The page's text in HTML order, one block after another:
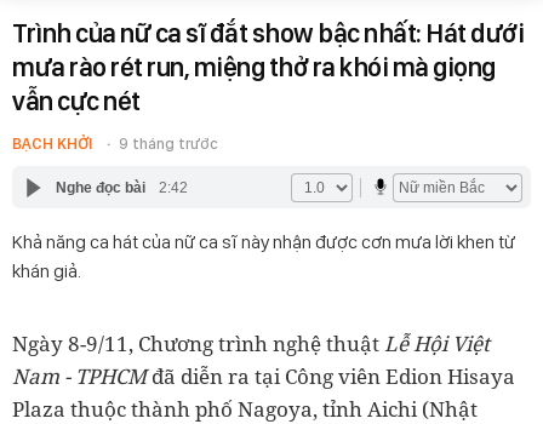
Trình của nữ ca sĩ đắt show bậc nhất: Hát dưới
mưa rào rét run, miệng thở ra khói mà giọng
vẫn cực nét
BẠCH KHỞI 9 tháng trước
Nghe đọc bài 2:42
Khả năng ca hát của nữ ca sĩ này nhận được cơn mưa lời khen từ
khán giả.
Ngày 8-9/11, Chương trình nghệ thuậtLễ Hội Việt
Nam - TPHCMđã diễn ra tại Công viên Edion Hisaya
Plaza thuộc thành phố Nagoya, tỉnh Aichi (Nhật